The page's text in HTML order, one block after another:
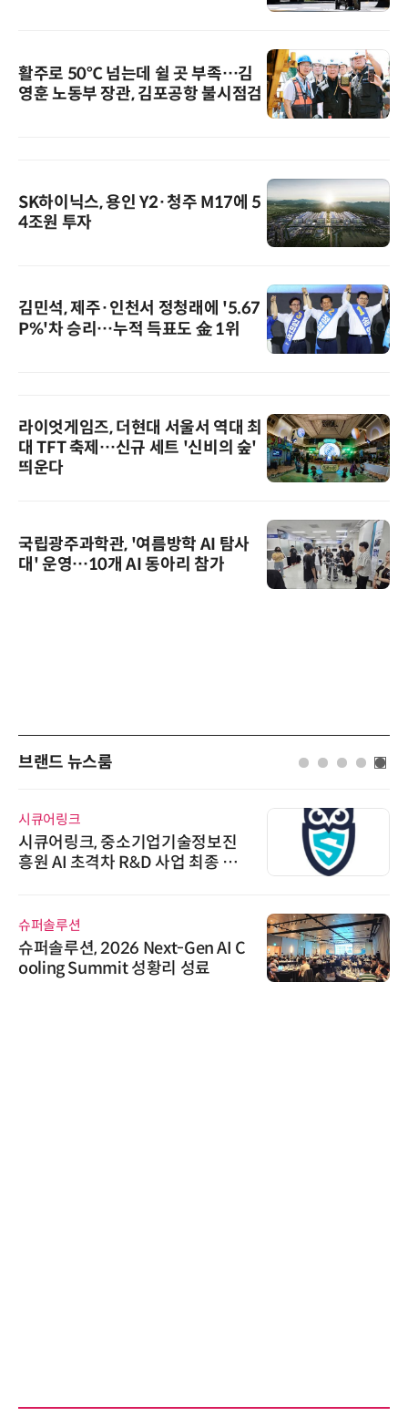
활주로 50℃ 넘는데 쉴 곳 부족…김
영훈 노동부 장관, 김포공항 불시점검
SK하이닉스, 용인 Y2·청주 M17에 5
4조원 투자
김민석, 제주·인천서 정청래에 '5.67
P%'차 승리…누적 득표도 金 1위
라이엇게임즈, 더현대 서울서 역대 최
대 TFT 축제…신규 세트 '신비의 숲'
띄운다
국립광주과학관, '여름방학 AI 탐사
대' 운영…10개 AI 동아리 참가
브랜드 뉴스룸
시큐어링크
시큐어링크, 중소기업기술정보진
흥원 AI 초격차 R&D 사업 최종 선
슈퍼솔루션
슈퍼솔루션, 2026 Next-Gen AI C
ooling Summit 성황리 성료